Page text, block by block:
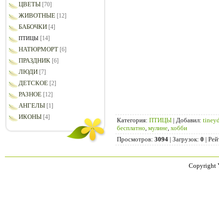
ЦВЕТЫ [70]
ЖИВОТНЫЕ [12]
БАБОЧКИ [4]
ПТИЦЫ [14]
НАТЮРМОРТ [6]
ПРАЗДНИК [6]
ЛЮДИ [7]
ДЕТСКОЕ [2]
РАЗНОЕ [12]
АНГЕЛЫ [1]
ИКОНЫ [4] Категория: ПТИЦЫ | Добавил:
бесплатно мулине хобби
Просмотров: 3094 | Загрузок: 0 |
Copyright